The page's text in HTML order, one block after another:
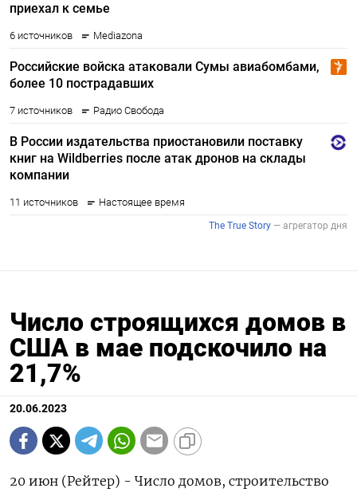
Число строящихся домов в
США в мае подскочило на
21,7%
20.06.2023
20 июн (Рейтер) - Число домов, строительство